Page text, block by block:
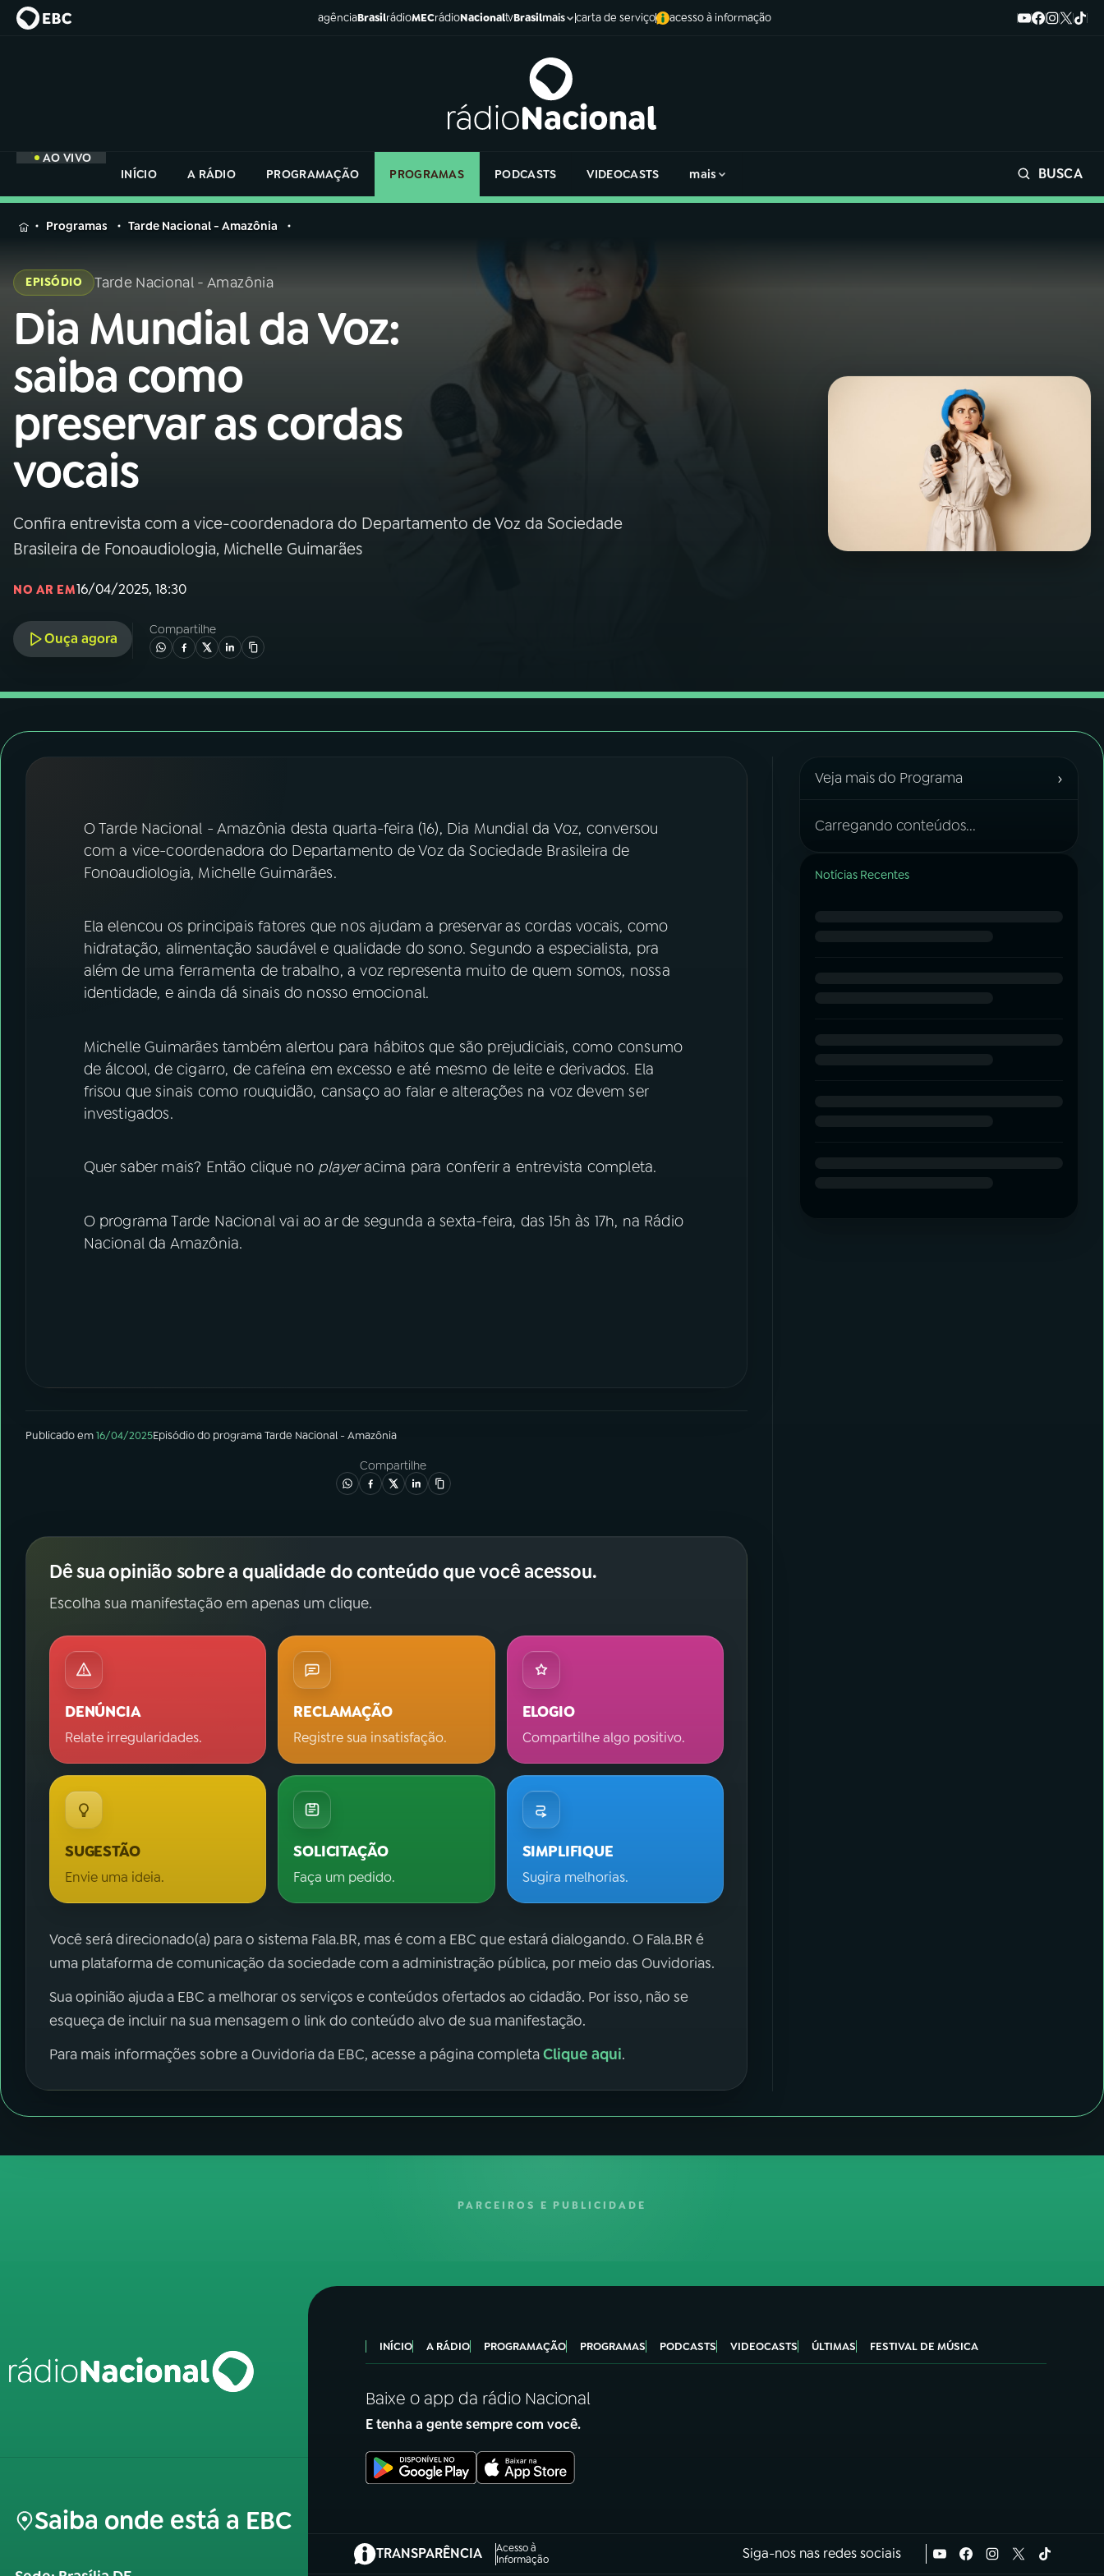
agênciaBrasilrádioMECrádioNacionaltvBrasilmais carta de serviço acesso à informação
AO VIVO
INÍCIO
A RÁDIO PROGRAMAÇÃO PROGRAMAS PODCASTS VIDEOCASTS mais BUSCA
MENU
Buscar
na
Rádio
Nacional
01INÍCIO
02A RÁDIO
03PROGRAMAÇÃO
ACOMPANHE A RÁDIO NACIONAL
YouTube Facebook
Instagram X
na
Rádio
Nacional
Programas Tarde Nacional - Amazônia
EPISÓDIO Tarde Nacional - Amazônia
Dia Mundial da Voz:
saiba como
preservar as cordas
vocais
Confira entrevista com a vice-coordenadora do Departamento de Voz da Sociedade
Brasileira de Fonoaudiologia, Michelle Guimarães
NO AR EM16/04/2025, 18:30
Ouça agora
Compartilhe
O Tarde Nacional - Amazônia desta quarta-feira (16), Dia Mundial da Voz, conversou
com a vice-coordenadora do Departamento de Voz da Sociedade Brasileira de
Fonoaudiologia, Michelle Guimarães.
Ela elencou os principais fatores que nos ajudam a preservar as cordas vocais, como
hidratação, alimentação saudável e qualidade do sono. Segundo a especialista, pra
além de uma ferramenta de trabalho, a voz representa muito de quem somos, nossa
identidade, e ainda dá sinais do nosso emocional.
Michelle Guimarães também alertou para hábitos que são prejudiciais, como consumo
de álcool, de cigarro, de cafeína em excesso e até mesmo de leite e derivados. Ela
frisou que sinais como rouquidão, cansaço ao falar e alterações na voz devem ser
investigados.
Quer saber mais? Então clique no playeracima para conferir a entrevista completa.
O programa Tarde Nacional vai ao ar de segunda a sexta-feira, das 15h às 17h, na Rádio
Nacional da Amazônia.
Publicado em16/04/2025Episódiodo programaTarde Nacional - Amazônia
Compartilhe
Dê sua opinião sobre a qualidade do conteúdo que você acessou.
Escolha sua manifestação em apenas um clique.
DENÚNCIA
Relate irregularidades.
RECLAMAÇÃO
Registre sua insatisfação.
ELOGIO
Compartilhe algo positivo.
SUGESTÃO
Envie uma ideia.
SOLICITAÇÃO
Faça um pedido.
SIMPLIFIQUE
Sugira melhorias.
Você será direcionado(a) para o sistema Fala.BR, mas é com a EBC que estará dialogando. O Fala.BR é
uma plataforma de comunicação da sociedade com a administração pública, por meio das Ouvidorias.
Sua opinião ajuda a EBC a melhorar os serviços e conteúdos ofertados ao cidadão. Por isso, não se
esqueça de incluir na sua mensagem o link do conteúdo alvo de sua manifestação.
Para mais informações sobre a Ouvidoria da EBC, acesse a página completaClique aqui.
Veja mais do Programa ›
Carregando conteúdos...
Notícias Recentes
PARCEIROS E PUBLICIDADE
Saiba onde está a EBC
INÍCIO A RÁDIO PROGRAMAÇÃO PROGRAMAS PODCASTS VIDEOCASTS ÚLTIMAS FESTIVAL DE MÚSICA
Baixe o app da rádio Nacional
E tenha a gente sempre com você.
TRANSPARÊNCIA
Acesso à
Informação
(abre em nova aba) Siga-nos nas redes sociais